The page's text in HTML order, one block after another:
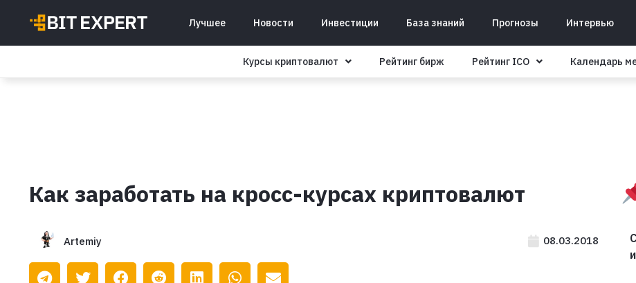
Лучшее Новости Инвестиции База знаний Прогнозы Интервью
Курсы криптовалют Рейтинг бирж Рейтинг ICO Календарь
Как заработать на кросс-курсах криптовалют
Artemiy 08.03.2018